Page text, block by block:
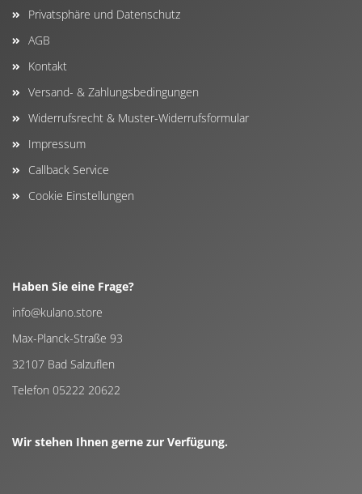
Privatsphäre und Datenschutz
AGB
Kontakt
Versand- & Zahlungsbedingungen
Widerrufsrecht & Muster-Widerrufsformular
Impressum
Callback Service
Cookie Einstellungen
Haben Sie eine Frage?
info@kulano.store
Max-Planck-Straße 93
32107 Bad Salzuflen
Telefon 05222 20622
Wir stehen Ihnen gerne zur Verfügung.